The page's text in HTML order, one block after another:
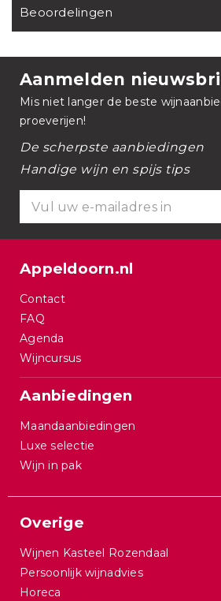
Beoordelingen
Aanmelden
Mis niet langer de beste
proeverijen!
De scherpste aanbiedingen
Handige wijn en spijs tips
Appeldoorn.nl
Contact
FAQ
Agenda
Wijncursus
Aanbiedingen
Maandaanbiedingen
Luxe selectie
Wijn in pak
Overige
Wijnen Kasteel Rozendaal
Persoonlijk wijnadvies
Horeca